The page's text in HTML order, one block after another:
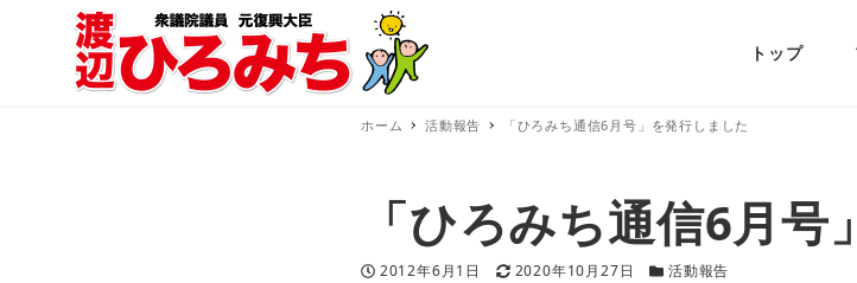
トップ
ホーム 活動報告 「ひろみち通信6月号」を発行しました
「ひろみち通信6月
投稿日
2012年6月1日 更新日
2020年10月27日 カテゴリー
活動報告